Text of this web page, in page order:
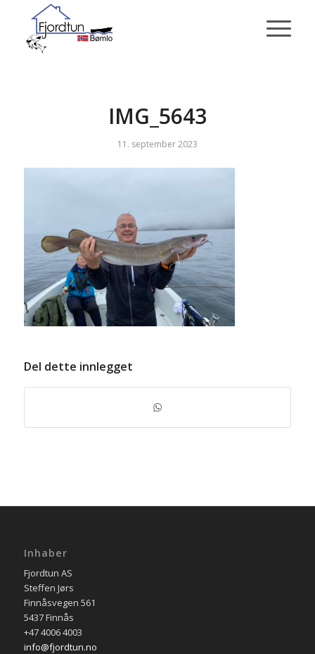
IMG_5643
11. september 2023
Del dette innlegget
Inhaber
Fjordtun AS
Steffen Jørs
Finnåsvegen 561
5437 Finnås
+47 4006 4003
info@fjordtun.no